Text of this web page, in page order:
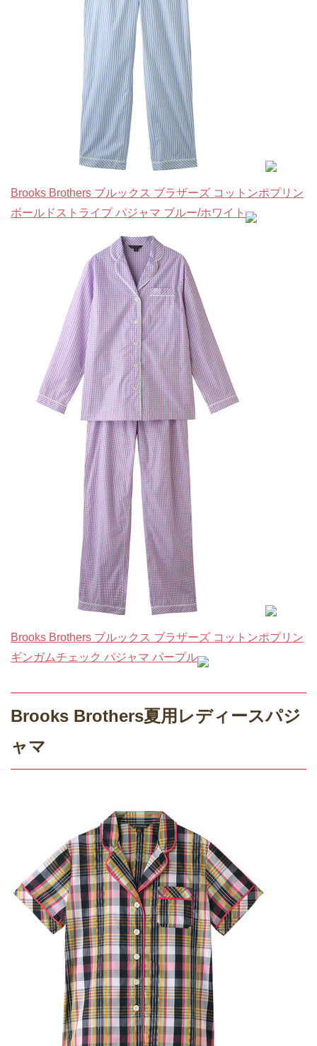
Brooks Brothers ブルックス ブラザーズ コットンポプリン
ボールドストライプ パジャマ ブルー/ホワイト
Brooks Brothers ブルックス ブラザーズ コットンポプリン
ギンガムチェック パジャマ パープル
Brooks Brothers夏用レディースパジ
ャマ